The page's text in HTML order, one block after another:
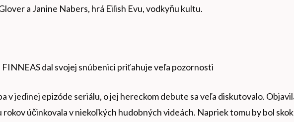
a Janine Nabers, hrá Eilish Evu, vodkyňu kultu.
dal svojej snúbenici priťahuje veľa pozornosti
v jedinej epizóde seriálu, o jej hereckom debute sa veľa diskutovalo.
rokov účinkovala v niekoľkých hudobných videách. Napriek tomu by bol skok